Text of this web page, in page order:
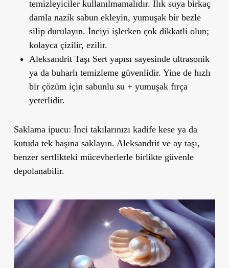
temizleyiciler kullanılmamalıdır. Ilık suya birkaç
damla nazik sabun ekleyin, yumuşak bir bezle
silip durulayın. İnciyi işlerken çok dikkatli olun;
kolayca çizilir, ezilir.
Aleksandrit Taşı Sert yapısı sayesinde ultrasonik
ya da buharlı temizleme güvenlidir. Yine de hızlı
bir çözüm için sabunlu su + yumuşak fırça
yeterlidir.
Saklama ipucu: İnci takılarınızı kadife kese ya da
kutuda tek başına saklayın. Aleksandrit ve ay taşı,
benzer sertlikteki mücevherlerle birlikte güvenle
depolanabilir.